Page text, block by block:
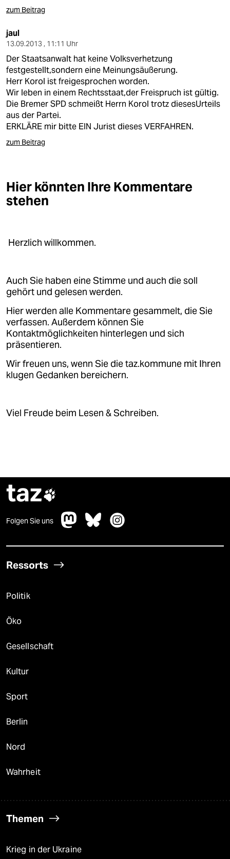
zum Beitrag
jaul
13.09.2013 , 11:11 Uhr
Der Staatsanwalt hat keine Volksverhetzung
festgestellt,sondern eine Meinungsäußerung.
Herr Korol ist freigesprochen worden.
Wir leben in einem Rechtsstaat,der Freispruch ist gültig.
Die Bremer SPD schmeißt Herrn Korol trotz diesesUrteils
aus der Partei.
ERKLÄRE mir bitte EIN Jurist dieses VERFAHREN.
zum Beitrag
Hier könnten Ihre Kommentare
stehen
Herzlich willkommen.
Auch Sie haben eine Stimme und auch die soll
gehört und gelesen werden.
Hier werden alle Kommentare gesammelt, die Sie
verfassen. Außerdem können Sie
Kontaktmöglichkeiten hinterlegen und sich
präsentieren.
Wir freuen uns, wenn Sie die taz.kommune mit Ihren
klugen Gedanken bereichern.
Viel Freude beim Lesen & Schreiben.
taz
Folgen Sie uns
Ressorts
Politik
Öko
Gesellschaft
Kultur
Sport
Berlin
Nord
Wahrheit
Themen
Krieg in der Ukraine